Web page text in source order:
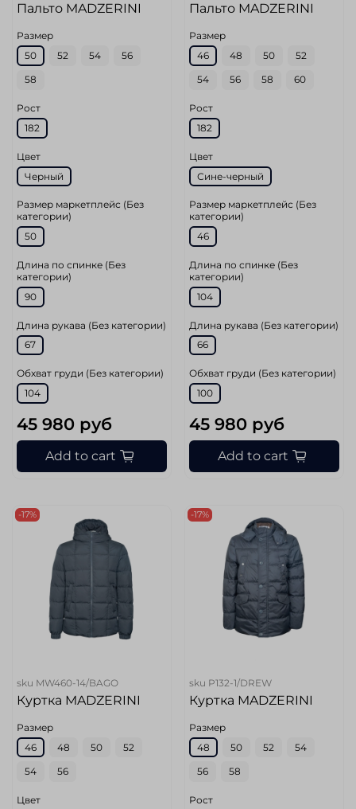
Пальто MADZERINI
Размер
50
52 54 56
58
Рост
182
Цвет
Черный
Размер маркетплейс (Без
категории)
50
Длина по спинке (Без
категории)
90
Длина рукава (Без категории)
67
Обхват груди (Без категории)
104
45 980 руб
Add to cart
Пальто MADZERINI
Размер
46
48 50 52
54 56 58 60
Рост
182
Цвет
Сине-черный
Размер маркетплейс (Без
категории)
46
Длина по спинке (Без
категории)
104
Длина рукава (Без категории)
66
Обхват груди (Без категории)
100
45 980 руб
Add to cart
-17%
sku MW460-14/BAGO
Куртка MADZERINI
Размер
46
48 50 52
54 56
Цвет
-17%
sku P132-1/DREW
Куртка MADZERINI
Размер
48
50 52 54
56 58
Рост